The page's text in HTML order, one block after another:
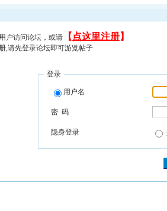
户访问论坛，或请 【 点这里注册】
,请先登录论坛即可游览帖子
登录
用户名
密 码
隐身登录